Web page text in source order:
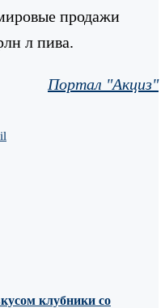
продажи
л пива.
Портал "Акциз"
клубники со